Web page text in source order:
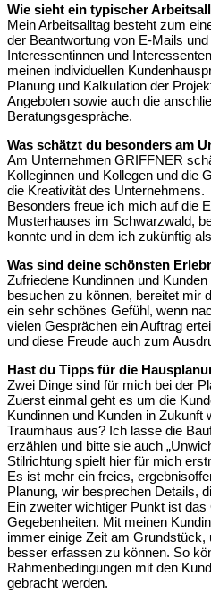
Wie sieht ein typischer
Mein Arbeitsalltag besteht zum
der Beantwortung von E-Mails
Interessentinnen und
meinen individuellen
Planung und Kalkulation der
Angeboten sowie auch die
Beratungsgespräche.
Was schätzt du besonders am
Am Unternehmen GRIFFNER
Kolleginnen und Kollegen und die
die Kreativität des Unternehmens.
Besonders freue ich mich auf die
Musterhauses im Schwarzwald,
konnte und in dem ich zukünftig
Was sind deine schönsten
Zufriedene Kundinnen und
besuchen zu können, bereitet mir
ein sehr schönes Gefühl, wenn
vielen Gesprächen ein Auftrag
und diese Freude auch zum
Hast du Tipps für die
Zwei Dinge sind für mich bei der
Zuerst einmal geht es um die
Kundinnen und Kunden in Zukunft
Traumhaus aus? Ich lasse die
erzählen und bitte sie auch
Stilrichtung spielt hier für mich
Es ist mehr ein freies,
Planung, wir besprechen Details,
Ein zweiter wichtiger Punkt ist
Gegebenheiten. Mit meinen
immer einige Zeit am
besser erfassen zu können. So
Rahmenbedingungen mit den
gebracht werden.